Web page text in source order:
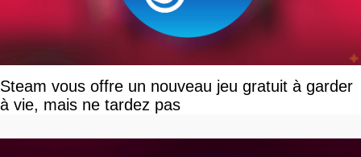
Steam vous offre un nouveau jeu gratuit à garder
à vie, mais ne tardez pas